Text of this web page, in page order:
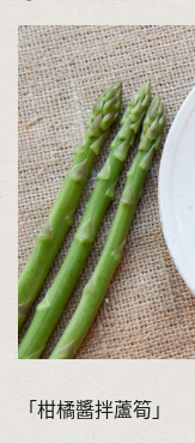
「柑橘醬拌蘆筍」